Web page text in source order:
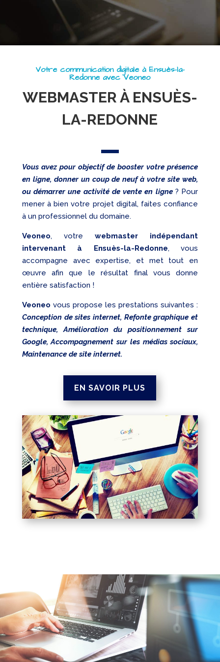
Referencement
Réseaux
sociaux
Votre communication digitale à Ensuès-la-
Redonne avec Veoneo
WEBMASTER À ENSUÈS-
LA-REDONNE
Vous avez pour objectif de booster votre présence
en ligne, donner un coup de neuf à votre site web,
ou démarrer une activité de vente en ligne? Pour
mener à bien votre projet digital, faites confiance
à un professionnel du domaine.
Veoneo, votrewebmaster indépendant
intervenant à Ensuès-la-Redonne, vous
accompagne avec expertise, et met tout en
œuvre afin que le résultat final vous donne
entière satisfaction !
Veoneo vous propose les prestations suivantes :
Conception de sites internet, Refonte graphique et
technique, Amélioration du positionnement sur
Google, Accompagnement sur les médias sociaux,
Maintenance de site internet.
EN SAVOIR PLUS